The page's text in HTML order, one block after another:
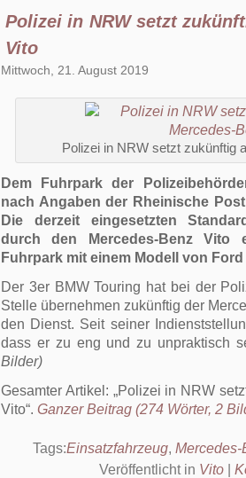
Polizei in NRW setzt
Vito
Mittwoch, 21. August 2019
Polizei in NRW setzt zukünftig
Dem Fuhrpark der
nach Angaben der Rheinische
Die derzeit eingesetzten
durch den Mercedes-Benz Vito
Fuhrpark mit einem Modell von
Der 3er BMW Touring hat bei der
Stelle übernehmen zukünftig der
den Dienst. Seit seiner
dass er zu eng und zu unpraktisch
Bilder)
Gesamter Artikel:
Polizei in NRW
Vito . Ganzer Beitrag (274 Wörter, 2
Tags:Einsatzfahrzeug, Mercedes-
Veröffentlicht in Vito|